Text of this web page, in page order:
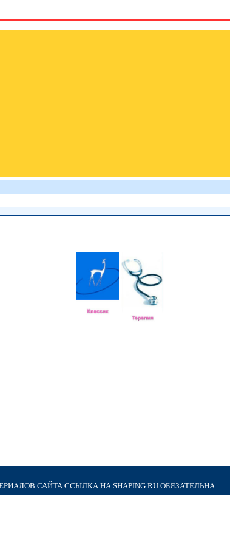
САЙТА ССЫЛКА НА SHAPING.RU ОБЯЗАТЕЛЬНА.